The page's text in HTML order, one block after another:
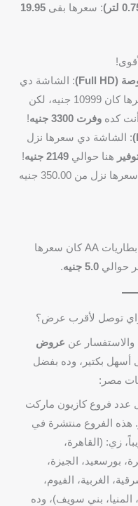
: سعرها بقى 19.95
: الشاشة دي
. سعرها كان 10999 جنيه، لكن
كده وفرت 3300 جنيه
!
: الشاشة دي سعرها نزل
هنا حوالي 2149 جنيه
!
: سعرها نزل من 350.00 جنيه
: بطاريات AA كان سعرها
حوالي 5.0 جنيه .
توصل لأقرب عرض؟
عن عروض
أسهل بكتير، وده بفضل
مصر:
عدد فروع كازيون ماركت
الفروع منتشرة في
زي: (القاهرة،
بورسعيد، الجيزة،
الغربية، الفيوم،
المنيا، بني سويف)، وده